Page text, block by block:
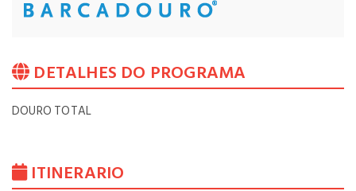
DETALHES DO PROGRAMA
DOURO TOTAL
ITINERARIO